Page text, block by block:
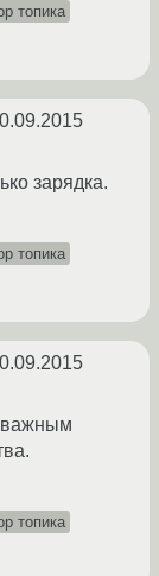
топика
зарядка.
топика
важным
топика